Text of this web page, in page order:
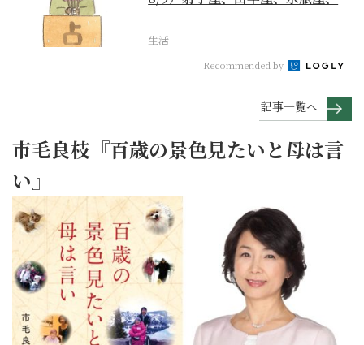
生活
Recommended by
記事一覧へ
市毛良枝『百歳の景色見たいと母は言
い』